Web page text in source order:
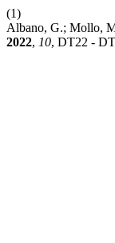
(1)
Albano, G.; Mollo,
2022, 10, DT22 -